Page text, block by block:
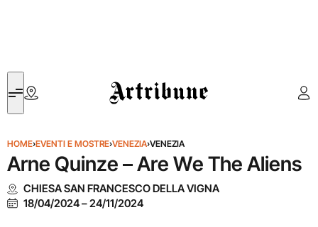
Artribune
HOME›EVENTI E MOSTRE›VENEZIA›VENEZIA
Arne Quinze – Are We The Aliens
CHIESA SAN FRANCESCO DELLA VIGNA
18/04/2024–24/11/2024